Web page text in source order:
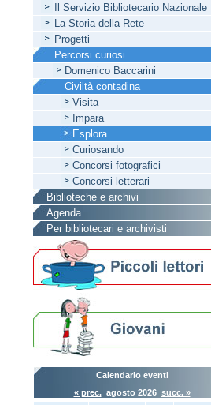
Il Servizio Bibliotecario Nazionale
La Storia della Rete
Progetti
Percorsi curiosi
Domenico Baccarini
Civiltà contadina
Visita
Impara
Esplora
Curiosando
Concorsi fotografici
Concorsi letterari
Biblioteche e archivi
Agenda
Per bibliotecari e archivisti
Calendario eventi
« prec.agosto 2026 succ. »